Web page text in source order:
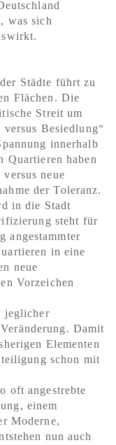
was sich
Städte führt zu
Flächen. Die
Streit um
Besiedlung“
innerhalb
Quartieren haben
neue
der Toleranz.
in die Stadt
steht für
angestammter
in eine
neue
Vorzeichen
jeglicher
Damit
Elementen
schon mit
oft angestrebte
einem
Moderne,
nun auch